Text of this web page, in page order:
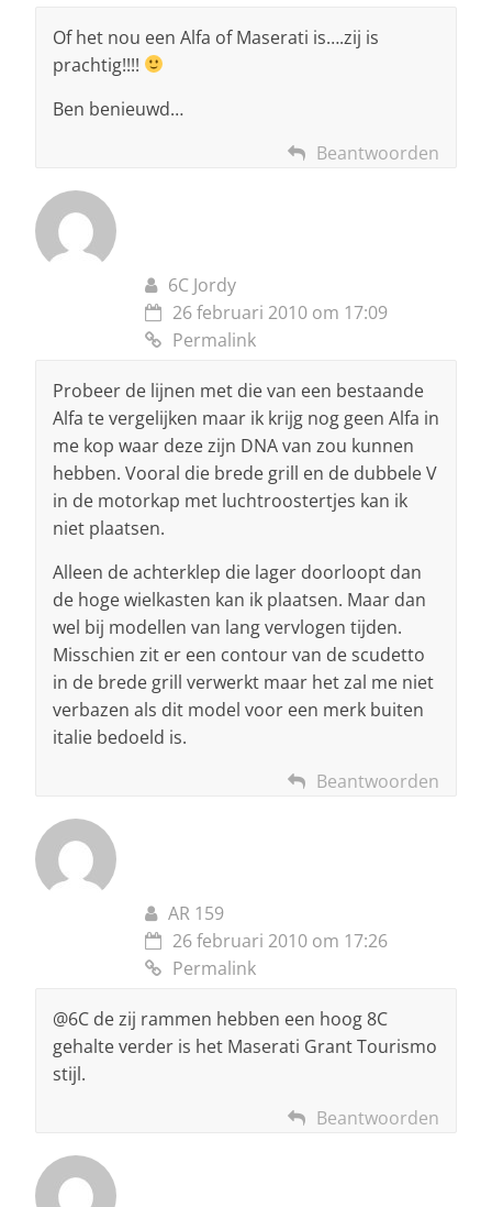
Of het nou een Alfa of Maserati is….zij is
prachtig!!!!
Ben benieuwd…
Beantwoorden
6C Jordy
26 februari 2010 om 17:09
Permalink
Probeer de lijnen met die van een bestaande
Alfa te vergelijken maar ik krijg nog geen Alfa in
me kop waar deze zijn DNA van zou kunnen
hebben. Vooral die brede grill en de dubbele V
in de motorkap met luchtroostertjes kan ik
niet plaatsen.
Alleen de achterklep die lager doorloopt dan
de hoge wielkasten kan ik plaatsen. Maar dan
wel bij modellen van lang vervlogen tijden.
Misschien zit er een contour van de scudetto
in de brede grill verwerkt maar het zal me niet
verbazen als dit model voor een merk buiten
italie bedoeld is.
Beantwoorden
AR 159
26 februari 2010 om 17:26
Permalink
@6C de zij rammen hebben een hoog 8C
gehalte verder is het Maserati Grant Tourismo
stijl.
Beantwoorden